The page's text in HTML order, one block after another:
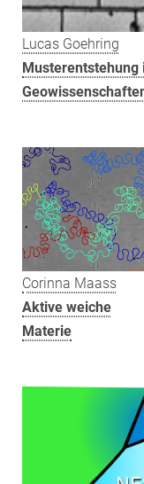
Lucas Goehring
Musterentstehung
Corinna Maass
Aktive weiche
Materie